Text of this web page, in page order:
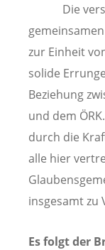
Die
zur Einheit
solide
Beziehung
und dem
durch die
alle hier
insgesamt zu
Es folgt der